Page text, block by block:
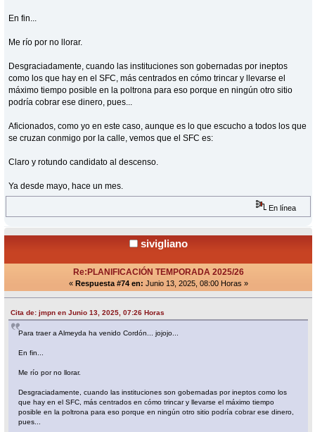
En fin...
Me río por no llorar.
Desgraciadamente, cuando las instituciones son gobernadas por ineptos
como los que hay en el SFC, más centrados en cómo trincar y llevarse el
máximo tiempo posible en la poltrona para eso porque en ningún otro sitio
podría cobrar ese dinero, pues...
Aficionados, como yo en este caso, aunque es lo que escucho a todos los que
se cruzan conmigo por la calle, vemos que el SFC es:
Claro y rotundo candidato al descenso.
Ya desde mayo, hace un mes.
En línea
sivigliano
Re:PLANIFICACIÓN TEMPORADA 2025/26
« Respuesta #74 en: Junio 13, 2025, 08:00 Horas »
Cita de: jmpn en Junio 13, 2025, 07:26 Horas
Para traer a Almeyda ha venido Cordón... jojojo...
En fin...
Me río por no llorar.
Desgraciadamente, cuando las instituciones son gobernadas por ineptos como los
que hay en el SFC, más centrados en cómo trincar y llevarse el máximo tiempo
posible en la poltrona para eso porque en ningún otro sitio podría cobrar ese dinero,
pues...